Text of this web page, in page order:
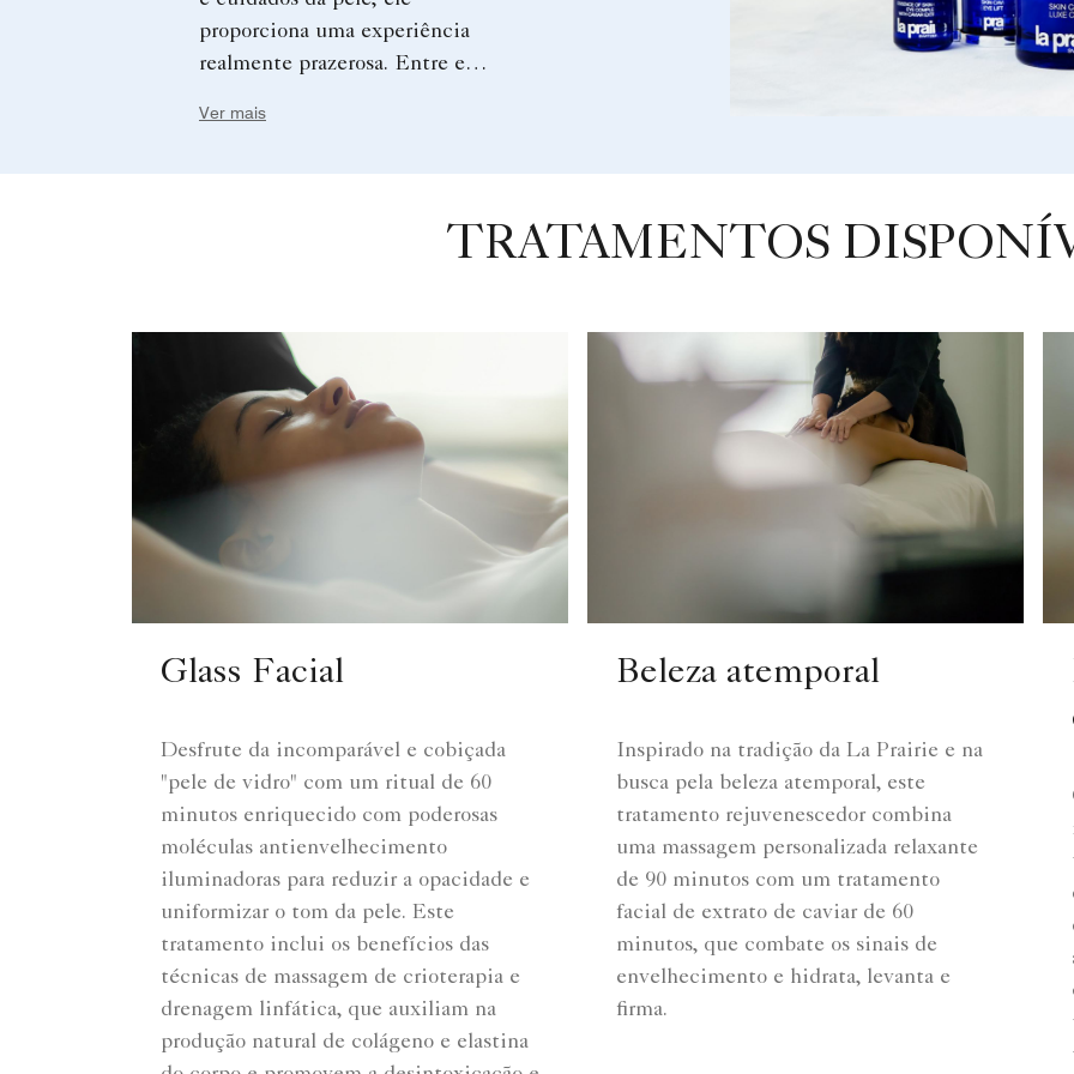
proporciona uma experiência
realmente prazerosa. Entre em
Ver mais
TRATAMENTOS
Glass Facial
Desfrute da incomparável e cobiçada
"pele de vidro" com um ritual de 60
minutos enriquecido com poderosas
moléculas antienvelhecimento
iluminadoras para reduzir a opacidade e
uniformizar o tom da pele. Este
tratamento inclui os benefícios das
técnicas de massagem de crioterapia e
drenagem linfática, que auxiliam na
produção natural de colágeno e elastina
Beleza atemporal
Inspirado na tradição da La Prairie e na
busca pela beleza atemporal, este
tratamento rejuvenescedor combina
uma massagem personalizada relaxante
de 90 minutos com um tratamento
facial de extrato de caviar de 60
minutos, que combate os sinais de
envelhecimento e hidrata, levanta e
firma.